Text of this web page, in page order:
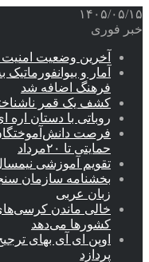
۱۴۰۵/۰۵/۱۵
خبر فوری
آخرین وضعیت
آمار و
فرهنگ اضافه شد
کشف یک قمر
روباتی با دستان
فرصت
حمایتی تا ۲۰مرداد
تقویم آموزشی
بخشنامه سازمان
زبان عربی
خالی ماندن کرسی‌های
کشورها می‌دهد
اوپن ای آی بهای
پردازد